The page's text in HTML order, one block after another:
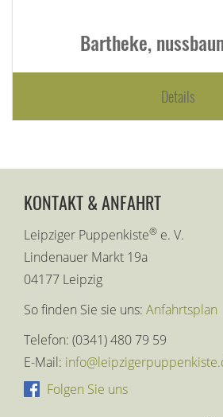
Bartheke,
Details
KONTAKT & ANFAHRT
Leipziger Puppenkiste® e. V.
Lindenauer Markt 19a
04177 Leipzig
So finden Sie sie uns: Anfahrtsplan
Telefon: (0341) 480 79 59
E-Mail:
Folgen Sie uns